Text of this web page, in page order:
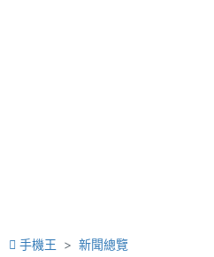
手機王 新聞總覽